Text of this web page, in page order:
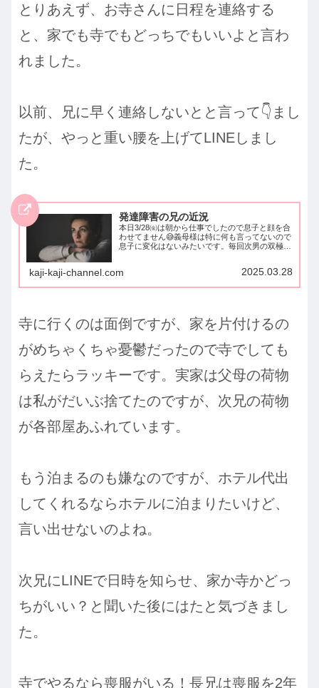
とりあえず、お寺さんに日程を連絡する
と、家でも寺でもどっちでもいいよと言わ
れました。
以前、兄に早く連絡しないとと言って👇️まし
たが、やっと重い腰を上げてLINEしまし
た。
発達障害の兄の近況
本日3/28㈮は朝から仕事でしたので息子と顔を合
わせてません😅義母様は特に何も言ってないので
息子に変化はないみたいです。毎回次男の双極性
ます。先月2月末...
kaji-kaji-channel.com 2025.03.28
寺に行くのは面倒ですが、家を片付けるの
がめちゃくちゃ憂鬱だったので寺でしても
らえたらラッキーです。実家は父母の荷物
は私がだいぶ捨てたのですが、次兄の荷物
が各部屋あふれています。
もう泊まるのも嫌なのですが、ホテル代出
してくれるならホテルに泊まりたいけど、
言い出せないのよね。
次兄にLINEで日時を知らせ、家か寺かどっ
ちがいい？と聞いた後にはたと気づきまし
た。
寺でやるなら喪服がいる！長兄は喪服を2年